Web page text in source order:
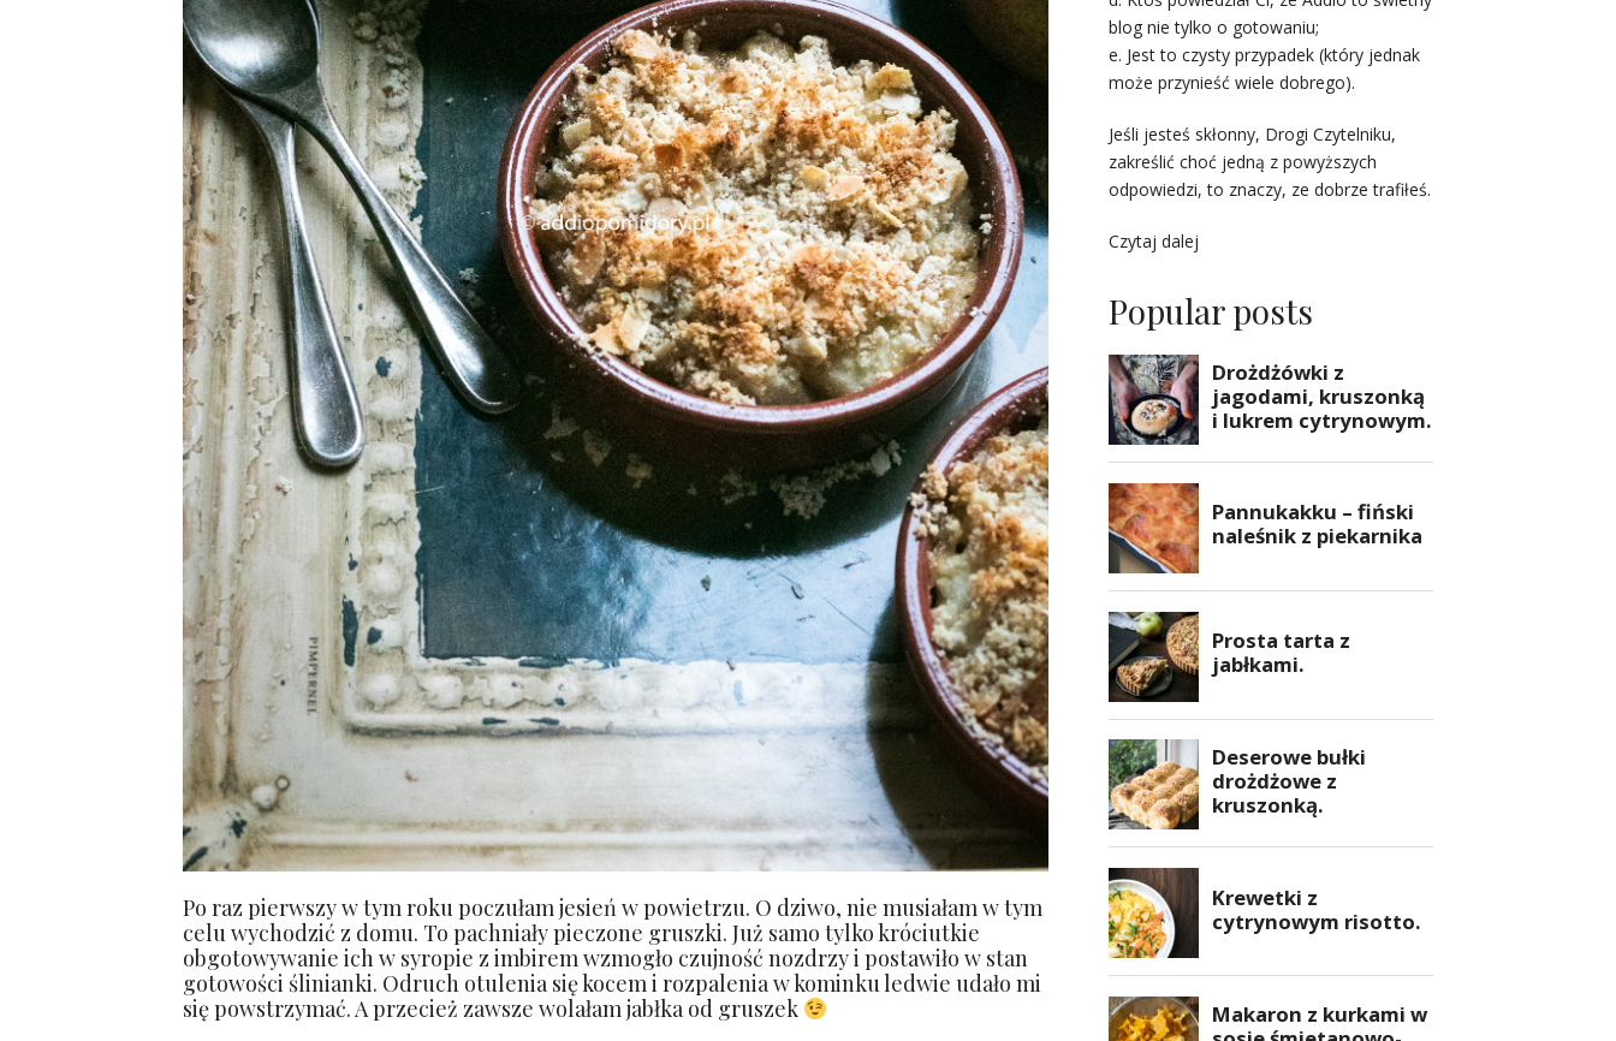
Po raz pierwszy w tym roku poczułam jesień w powietrzu. O dziwo, nie musiałam w tym
celu wychodzić z domu. To pachniały pieczone gruszki. Już samo tylko króciutkie
obgotowywanie ich w syropie z imbirem wzmogło czujność nozdrzy i postawiło w stan
gotowości ślinianki. Odruch otulenia się kocem i rozpalenia w kominku ledwie udało mi
się powstrzymać. A przecież zawsze wolałam jabłka od gruszek
blog nie tylko o gotowaniu;
e. Jest to czysty przypadek (który jednak
może przynieść wiele dobrego).
Jeśli jesteś skłonny, Drogi Czytelniku,
zakreślić choć jedną z powyższych
odpowiedzi, to znaczy, ze dobrze trafiłeś.
Czytaj dalej
Popular posts